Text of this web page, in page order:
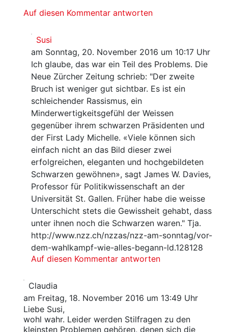
Auf diesen Kommentar antworten
Susi
am Sonntag, 20. November 2016 um 10:17 Uhr
Ich glaube, das war ein Teil des Problems. Die
Neue Zürcher Zeitung schrieb: "Der zweite
Bruch ist weniger gut sichtbar. Es ist ein
schleichender Rassismus, ein
Minderwertigkeitsgefühl der Weissen
gegenüber ihrem schwarzen Präsidenten und
der First Lady Michelle. «Viele können sich
einfach nicht an das Bild dieser zwei
erfolgreichen, eleganten und hochgebildeten
Schwarzen gewöhnen», sagt James W. Davies,
Professor für Politikwissenschaft an der
Universität St. Gallen. Früher habe die weisse
Unterschicht stets die Gewissheit gehabt, dass
unter ihnen noch die Schwarzen waren." Tja.
http://www.nzz.ch/nzzas/nzz-am-sonntag/vor-
dem-wahlkampf-wie-alles-begann-ld.128128
Auf diesen Kommentar antworten
Claudia
am Freitag, 18. November 2016 um 13:49 Uhr
Liebe Susi,
wohl wahr. Leider werden Stilfragen zu den
kleinsten Problemen gehören, denen sich die